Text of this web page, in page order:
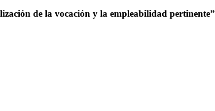
de la vocación y la empleabilidad pertinente”